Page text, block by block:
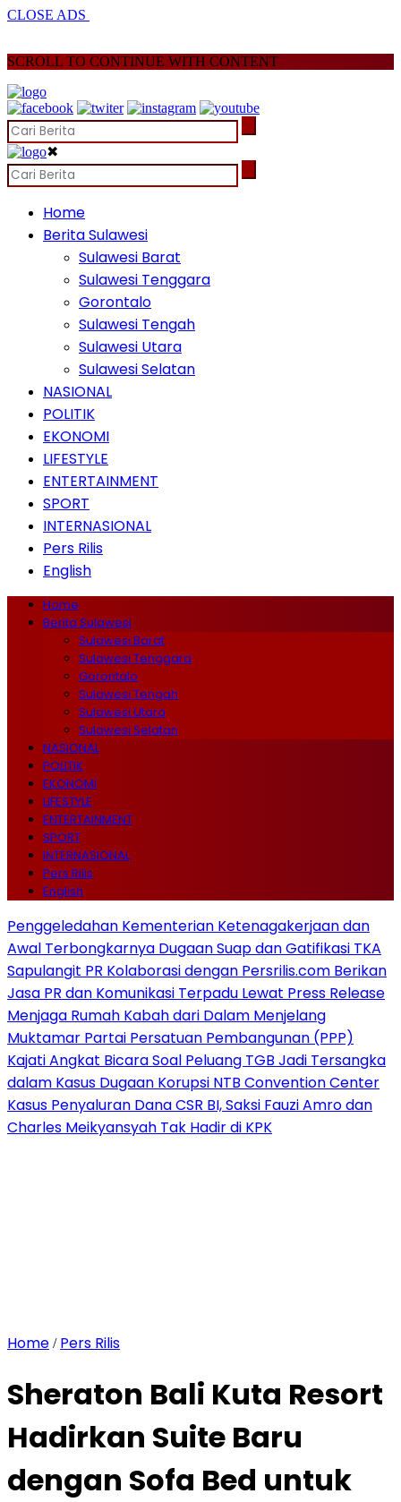
CLOSE ADS
SCROLL TO CONTINUE WITH CONTENT
✖
Home
Berita Sulawesi
Sulawesi Barat
Sulawesi Tenggara
Gorontalo
Sulawesi Tengah
Sulawesi Utara
Sulawesi Selatan
NASIONAL
POLITIK
EKONOMI
LIFESTYLE
ENTERTAINMENT
SPORT
INTERNASIONAL
Pers Rilis
English
Home
Berita Sulawesi
Sulawesi Barat
Sulawesi Tenggara
Gorontalo
Sulawesi Tengah
Sulawesi Utara
Sulawesi Selatan
NASIONAL
POLITIK
EKONOMI
LIFESTYLE
ENTERTAINMENT
SPORT
INTERNASIONAL
Pers Rilis
English
Penggeledahan Kementerian Ketenagakerjaan dan
Awal Terbongkarnya Dugaan Suap dan Gatifikasi TKA
Sapulangit PR Kolaborasi dengan Persrilis.com Berikan
Jasa PR dan Komunikasi Terpadu Lewat Press Release
Menjaga Rumah Kabah dari Dalam Menjelang
Muktamar Partai Persatuan Pembangunan (PPP)
Kajati Angkat Bicara Soal Peluang TGB Jadi Tersangka
dalam Kasus Dugaan Korupsi NTB Convention Center
Kasus Penyaluran Dana CSR BI, Saksi Fauzi Amro dan
Charles Meikyansyah Tak Hadir di KPK
Home / Pers Rilis
Sheraton Bali Kuta Resort
Hadirkan Suite Baru
dengan Sofa Bed untuk